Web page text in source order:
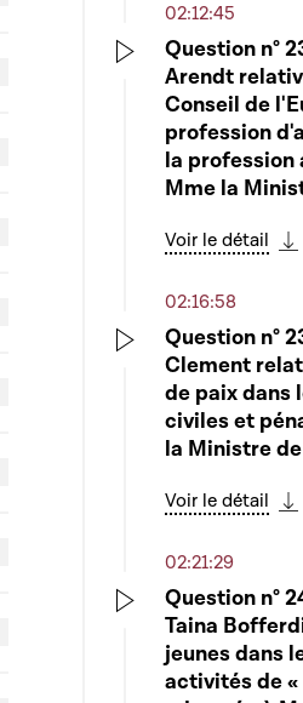
02:12:45
Question n°
Arendt
Conseil de
profession
la profession
Mme la
Voir le détail
Play
02:16:58
Question n°
Clement
de paix dans
civiles et
la Ministre
Voir le détail
02:21:29
Question n°
Taina
jeunes dans
activités de «
Play
Voir le détail
03:24:09
8481 - Projet
modifiée du
17 avril 2018
territoire
Voir le détail
Play
04:03:42
8504 - Projet
l'Accord
Benelux (le
Duché de
Pays-Bas)
Protocole
9 janvier
Voir le détail
Play